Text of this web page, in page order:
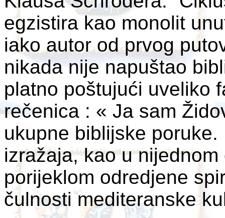
egzistira kao monolit
iako autor od prvog
nikada nije napuštao
platno poštujući uveliko
rečenica : « Ja sam
ukupne biblijske
izražaja, kao u
porijeklom odredjene
čulnosti mediteranske